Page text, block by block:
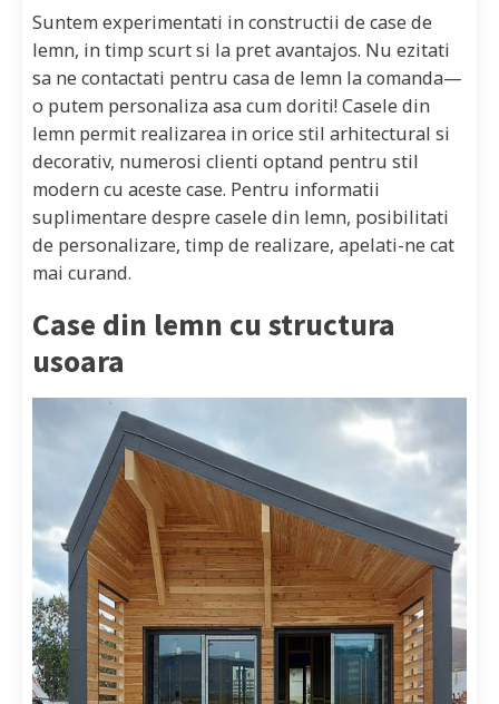
Suntem experimentati in constructii de case de
lemn, in timp scurt si la pret avantajos. Nu ezitati
sa ne contactati pentru casa de lemn la comanda—
o putem personaliza asa cum doriti! Casele din
lemn permit realizarea in orice stil arhitectural si
decorativ, numerosi clienti optand pentru stil
modern cu aceste case. Pentru informatii
suplimentare despre casele din lemn, posibilitati
de personalizare, timp de realizare, apelati-ne cat
mai curand.
Case din lemn cu structura
usoara